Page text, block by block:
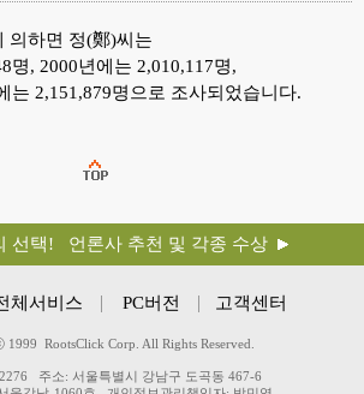
의하면 정(鄭)씨는
명, 2000년에는 2,010,117명,
는 2,151,879명으로 조사되었습니다.
선택! 언론사 추천 및 각종 수상
체서비스 PC버전 고객센터
RootsClick Corp. All Rights Reserved.
주소: 서울특별시 강남구 도곡동 467-6